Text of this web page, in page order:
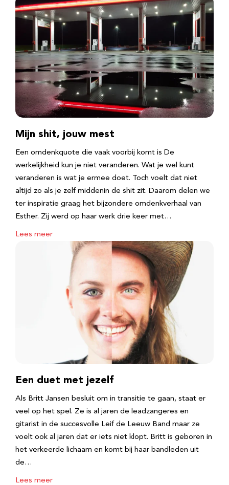
Mijn shit, jouw mest
Een omdenkquote die vaak voorbij komt is De
werkelijkheid kun je niet veranderen. Wat je wel kunt
veranderen is wat je ermee doet. Toch voelt dat niet
altijd zo als je zelf middenin de shit zit. Daarom delen we
ter inspiratie graag het bijzondere omdenkverhaal van
Esther. Zij werd op haar werk drie keer met…
Lees meer
Een duet met jezelf
Als Britt Jansen besluit om in transitie te gaan, staat er
veel op het spel. Ze is al jaren de leadzangeres en
gitarist in de succesvolle Leif de Leeuw Band maar ze
voelt ook al jaren dat er iets niet klopt. Britt is geboren in
het verkeerde lichaam en komt bij haar bandleden uit
de…
Lees meer